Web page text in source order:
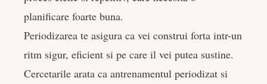
planificare foarte buna.
Periodizarea te asigura ca vei construi forta intr-un
ritm sigur, eficient si pe care il vei putea sustine.
Cercetarile arata ca antrenamentul periodizat si